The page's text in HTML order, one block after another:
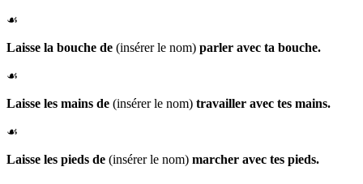
☙
Laisse la bouche de (insérer le nom) parler avec ta bouche.
☙
Laisse les mains de (insérer le nom) travailler avec tes mains.
☙
Laisse les pieds de (insérer le nom) marcher avec tes pieds.